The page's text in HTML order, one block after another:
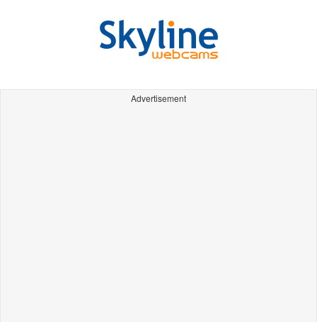
Advertisement